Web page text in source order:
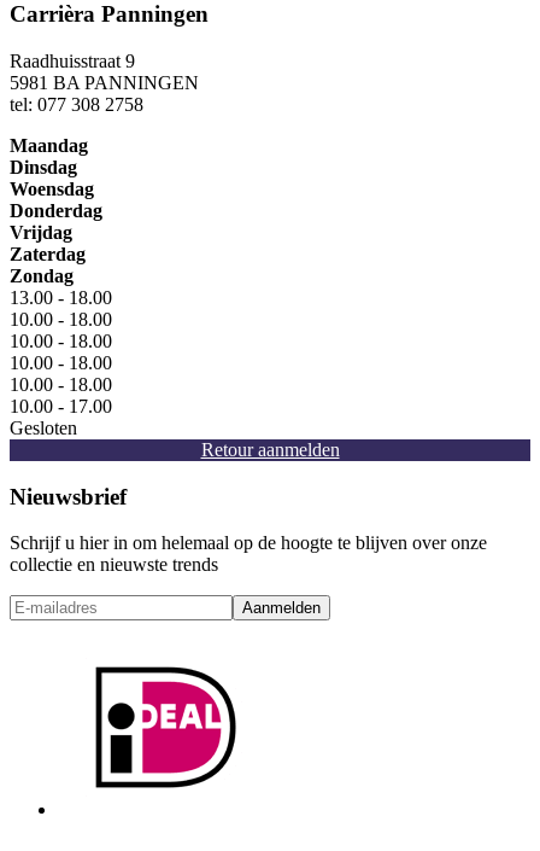
Carrièra Panningen
Raadhuisstraat 9
5981 BA PANNINGEN
tel: 077 308 2758
Maandag
Dinsdag
Woensdag
Donderdag
Vrijdag
Zaterdag
Zondag
13.00 - 18.00
10.00 - 18.00
10.00 - 18.00
10.00 - 18.00
10.00 - 18.00
10.00 - 17.00
Gesloten
Retour aanmelden
Nieuwsbrief
Schrijf u hier in om helemaal op de hoogte te blijven over onze
collectie en nieuwste trends
Aanmelden